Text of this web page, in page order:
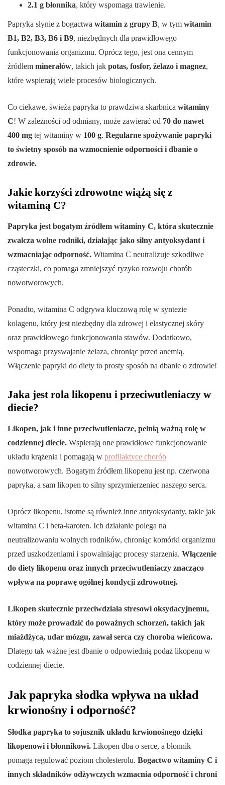
2.1 g błonnika, który wspomaga trawienie.
Papryka słynie z bogactwa witamin z grupy B, w tym witamin
B1, B2, B3, B6 i B9, niezbędnych dla prawidłowego
funkcjonowania organizmu. Oprócz tego, jest ona cennym
źródłem minerałów, takich jak potas, fosfor, żelazo i magnez,
które wspierają wiele procesów biologicznych.
Co ciekawe, świeża papryka to prawdziwa skarbnica witaminy
C! W zależności od odmiany, może zawierać od 70 do nawet
400 mg tej witaminy w 100 g. Regularne spożywanie papryki
to świetny sposób na wzmocnienie odporności i dbanie o
zdrowie.
Jakie korzyści zdrowotne wiążą się z
witaminą C?
Papryka jest bogatym źródłem witaminy C, która skutecznie
zwalcza wolne rodniki, działając jako silny antyoksydant i
wzmacniając odporność. Witamina C neutralizuje szkodliwe
cząsteczki, co pomaga zmniejszyć ryzyko rozwoju chorób
nowotworowych.
Ponadto, witamina C odgrywa kluczową rolę w syntezie
kolagenu, który jest niezbędny dla zdrowej i elastycznej skóry
oraz prawidłowego funkcjonowania stawów. Dodatkowo,
wspomaga przyswajanie żelaza, chroniąc przed anemią.
Włączenie papryki do diety to prosty sposób na dbanie o zdrowie!
Jaka jest rola likopenu i przeciwutleniaczy w
diecie?
Likopen, jak i inne przeciwutleniacze, pełnią ważną rolę w
codziennej diecie. Wspierają one prawidłowe funkcjonowanie
układu krążenia i pomagają w profilaktyce chorób
nowotworowych. Bogatym źródłem likopenu jest np. czerwona
papryka, a sam likopen to silny sprzymierzeniec naszego serca.
Oprócz likopenu, istotne są również inne antyoksydanty, takie jak
witamina C i beta-karoten. Ich działanie polega na
neutralizowaniu wolnych rodników, chroniąc komórki organizmu
przed uszkodzeniami i spowalniając procesy starzenia. Włączenie
do diety likopenu oraz innych przeciwutleniaczy znacząco
wpływa na poprawę ogólnej kondycji zdrowotnej.
Likopen skutecznie przeciwdziała stresowi oksydacyjnemu,
który może prowadzić do poważnych schorzeń, takich jak
miażdżyca, udar mózgu, zawał serca czy choroba wieńcowa.
Dlatego tak ważne jest dbanie o odpowiednią podaż likopenu w
codziennej diecie.
Jak papryka słodka wpływa na układ
krwionośny i odporność?
Słodka papryka to sojusznik układu krwionośnego dzięki
likopenowi i błonnikowi. Likopen dba o serce, a błonnik
pomaga regulować poziom cholesterolu. Bogactwo witaminy C i
innych składników odżywczych wzmacnia odporność i chroni